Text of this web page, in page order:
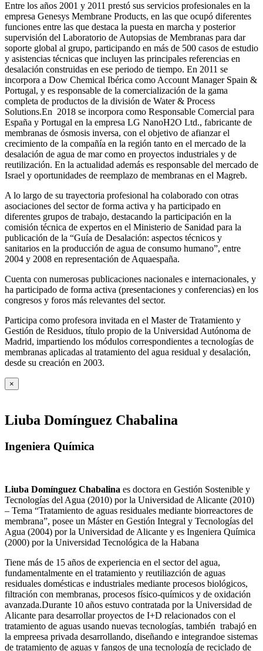
Entre los años 2001 y 2011 prestó sus servicios profesionales en la
empresa Genesys Membrane Products, en las que ocupó diferentes
funciones entre las que destaca la puesta en marcha y posterior
supervisión del Laboratorio de Autopsias de Membranas para dar
soporte global al grupo, participando en más de 500 casos de estudio
y asistencias técnicas que incluyen las principales referencias en
desalación construidas en ese periodo de tiempo. En 2011 se
incorpora a Dow Chemical Ibérica como Account Manager Spain &
Portugal, y es responsable de la comercialización de la gama
completa de productos de la división de Water & Process
Solutions.En 2018 se incorpora como Responsable Comercial para
España y Portugal en la empresa LG NanoH2O Ltd., fabricante de
membranas de ósmosis inversa, con el objetivo de afianzar el
crecimiento de la compañía en la región tanto en el mercado de la
desalación de agua de mar como en proyectos industriales y de
reutilización. En la actualidad además es responsable del mercado de
Israel y oportunidades de reemplazo de membranas en el Magreb.
A lo largo de su trayectoria profesional ha colaborado con otras
asociaciones del sector de forma activa y ha participado en
diferentes grupos de trabajo, destacando la participación en la
comisión técnica de expertos en el Ministerio de Sanidad para la
publicación de la “Guía de Desalación: aspectos técnicos y
sanitarios en la producción de agua de consumo humano”, entre
2004 y 2008 en representación de Aquaespaña.
Cuenta con numerosas publicaciones nacionales e internacionales, y
ha participado de forma activa (presentaciones y conferencias) en los
congresos y foros más relevantes del sector.
Participa como profesora invitada en el Master de Tratamiento y
Gestión de Residuos, título propio de la Universidad Autónoma de
Madrid, impartiendo los módulos correspondientes a tecnologías de
membranas aplicadas al tratamiento del agua residual y desalación,
desde su creación en 2003.
×
Liuba Domínguez Chabalina
Ingeniera Química
Liuba Domínguez Chabalina es doctora en Gestión Sostenible y
Tecnologías del Agua (2010) por la Universidad de Alicante (2010)
– Tema “Tratamiento de aguas residuales mediante biorreactores de
membrana”, posee un Máster en Gestión Integral y Tecnologías del
Agua (2004) por la Universidad de Alicante y es Ingeniera Química
(2000) por la Universidad Tecnológica de la Habana
Tiene más de 15 años de experiencia en el sector del agua,
fundamentalmente en el tratamiento y reutiliazción de aguas
residuales domésticas e industriales mediante procesos biológicos,
filtración con membranas, procesos físico-químicos y de oxidación
avanzada.Durante 10 años estuvo contratada por la Universidad de
Alicante para desarrollar proyectos de I+D relacionados con el
tratamiento de aguas usando nuevas tecnologías, también trabajó en
la empreesa privada desarrollando, diseñando e integrandoe sistemas
de tratamiento de aguas y fangos de una tecnología de reciclado de